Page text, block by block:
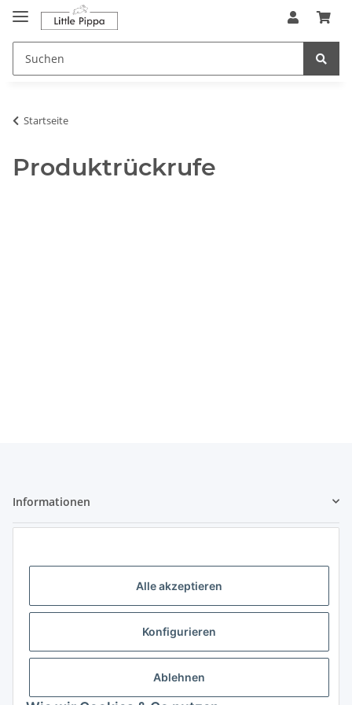
Zum Hauptinhalt springen
springen
Alle akzeptieren
Konfigurieren
Ablehnen
Startseite
Produktrückrufe
Informationen
Little Pippa - Inh. Philippa Bach
47269 Duisburg
E-Mail: hallo@littlepippa.de